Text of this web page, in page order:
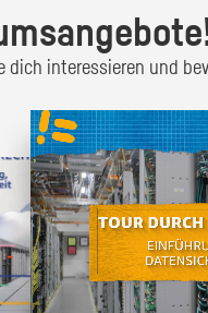
interessieren und